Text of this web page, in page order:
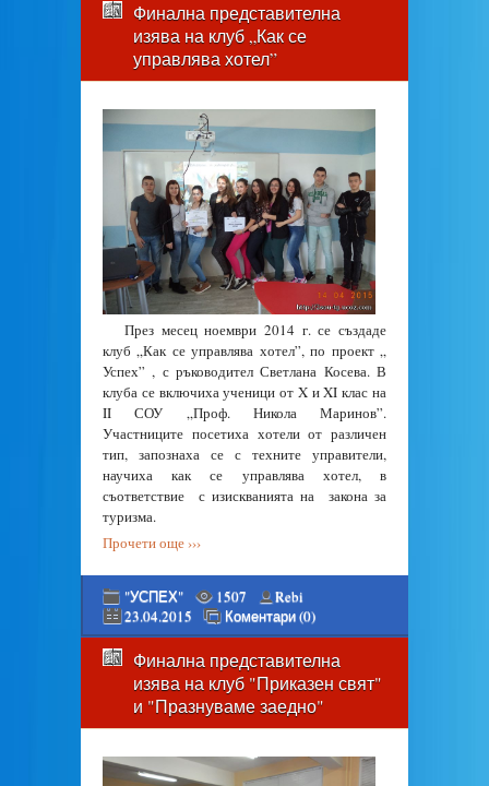
Финална представителна
изява на клуб „Как се
управлява хотел”
През месец ноември 2014 г. се създаде
клуб „Как се управлява хотел”, по проект „
Успех” , с ръководител Светлана Косева. В
клуба се включиха ученици от X и XI клас на
II СОУ „Проф. Никола Маринов”.
Участниците посетиха хотели от различен
тип, запознаха се с техните управители,
научиха как се управлява хотел, в
съответствие с изискванията на закона за
туризма.
Прочети още ›››
"УСПЕХ" 1507
Rebi
23.04.2015
Коментари (0)
Финална представителна
изява на клуб "Приказен свят"
и "Празнуваме заедно"